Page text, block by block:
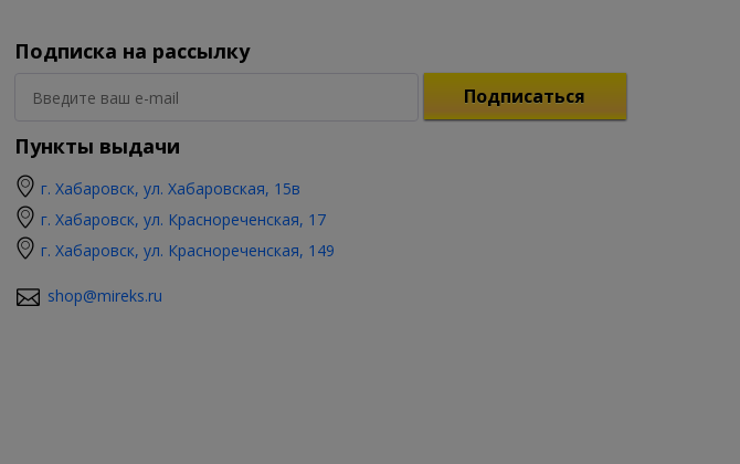
Подписка на рассылку
Подписаться
Пункты выдачи
г. Хабаровск, ул. Хабаровская, 15в
г. Хабаровск, ул. Краснореченская, 17
г. Хабаровск, ул. Краснореченская, 149
shop@mireks.ru